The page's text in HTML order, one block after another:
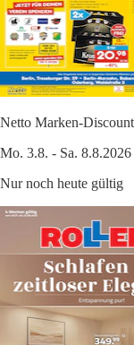
Netto Marken-Discount
Mo. 3.8. - Sa. 8.8.2026
Nur noch heute gültig